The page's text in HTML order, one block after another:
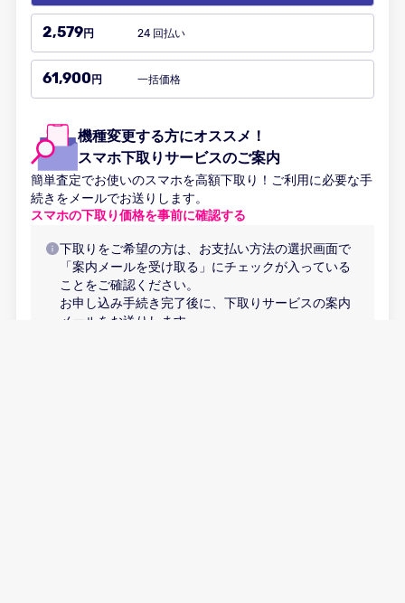
2,579円 24 回払い
61,900円 一括価格
機種変更する方にオススメ！
スマホ下取りサービスのご案内
簡単査定でお使いのスマホを高額下取り！ご利用に必要な手
続きをメールでお送りします。
スマホの下取り価格を事前に確認する
下取りをご希望の方は、お支払い方法の選択画面で
「案内メールを受け取る」にチェックが入っている
ことをご確認ください。
お申し込み手続き完了後に、下取りサービスの案内
メールをお送りします。